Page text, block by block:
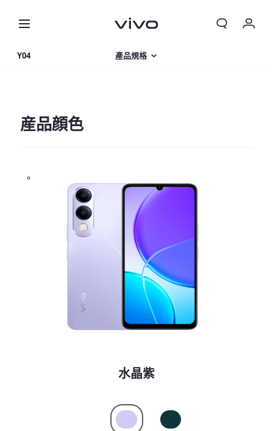
Y04 產品規格
産品顔色
水晶紫